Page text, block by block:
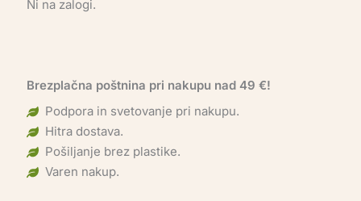
Ni na zalogi.
Brezplačna poštnina pri nakupu nad 49 €!
Podpora in svetovanje pri nakupu.
Hitra dostava.
Pošiljanje brez plastike.
Varen nakup.